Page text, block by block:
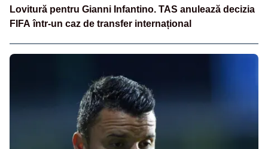
Lovitură pentru Gianni Infantino. TAS anulează decizia
FIFA într-un caz de transfer internațional